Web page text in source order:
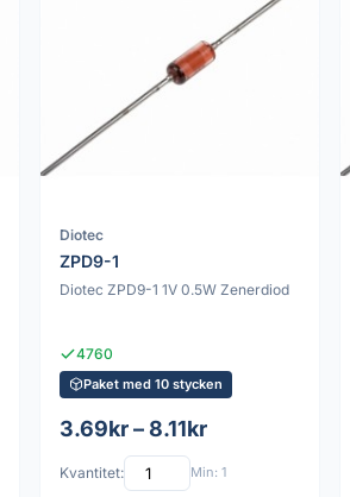
Diotec
ZPD9-1
Diotec ZPD9-1 1V 0.5W Zenerdiod
4760
Paket med 10 stycken
3.69kr – 8.11kr
Kvantitet: Min: 1